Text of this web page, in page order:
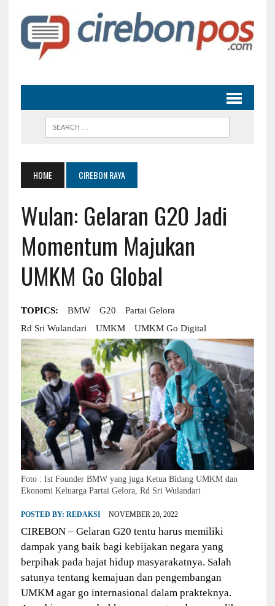
HOME CIREBON RAYA
Wulan: Gelaran G20 Jadi
Momentum Majukan
UMKM Go Global
TOPICS: BMW G20
Partai Gelora
Rd Sri Wulandari
UMKM UMKM Go Digital
Foto : Ist Founder BMW yang juga Ketua Bidang UMKM dan
Ekonomi Keluarga Partai Gelora, Rd Sri Wulandari
POSTED BY: REDAKSI NOVEMBER 20, 2022
CIREBON – Gelaran G20 tentu harus memiliki
dampak yang baik bagi kebijakan negara yang
berpihak pada hajat hidup masyarakatnya. Salah
satunya tentang kemajuan dan pengembangan
UMKM agar go internasional dalam prakteknya.